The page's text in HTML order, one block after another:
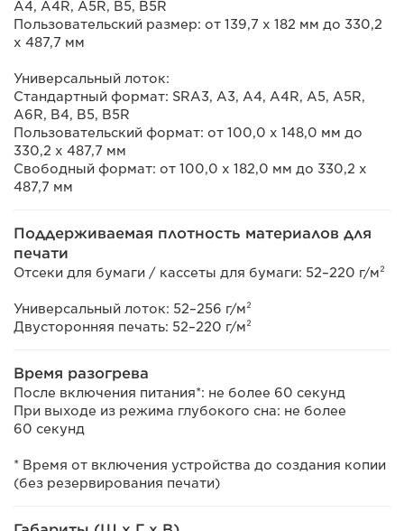
A4, A4R, A5R, B5, B5R
Пользовательский размер: от 139,7 x 182 мм до 330,2
x 487,7 мм
Универсальный лоток:
Стандартный формат: SRA3, A3, A4, A4R, A5, A5R,
A6R, B4, B5, B5R
Пользовательский формат: от 100,0 x 148,0 мм до
330,2 x 487,7 мм
Свободный формат: от 100,0 x 182,0 мм до 330,2 х
487,7 мм
Поддерживаемая плотность материалов для
печати
Отсеки для бумаги / кассеты для бумаги: 52–220 г/м²
Универсальный лоток: 52–256 г/м²
Двусторонняя печать: 52–220 г/м²
Время разогрева
После включения питания*: не более 60 секунд
При выходе из режима глубокого сна: не более
60 секунд
* Время от включения устройства до создания копии
(без резервирования печати)